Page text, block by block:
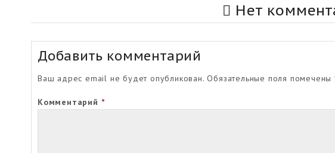
Нет
Добавить комментарий
Ваш адрес email не будет опубликован. Обязательные поля помечены
Комментарий *